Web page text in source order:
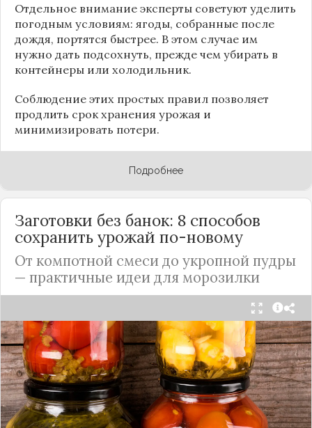
Отдельное внимание эксперты советуют уделить
погодным условиям: ягоды, собранные после
дождя, портятся быстрее. В этом случае им
нужно дать подсохнуть, прежде чем убирать в
контейнеры или холодильник.
Соблюдение этих простых правил позволяет
продлить срок хранения урожая и
минимизировать потери.
Подробнее
Заготовки без банок: 8 способов
сохранить урожай по-новому
От компотной смеси до укропной пудры
— практичные идеи для морозилки
Каждый год, когда приходит пора богатого
урожая, я стараюсь сохранить максимум летних
витаминов. Закатки в банки — это, безусловно,
классика, которая никуда не уходит из нашей
жизни. Но современный подход к хранению
продуктов показывает, что есть и более простые,
быстрые и удобные способы.